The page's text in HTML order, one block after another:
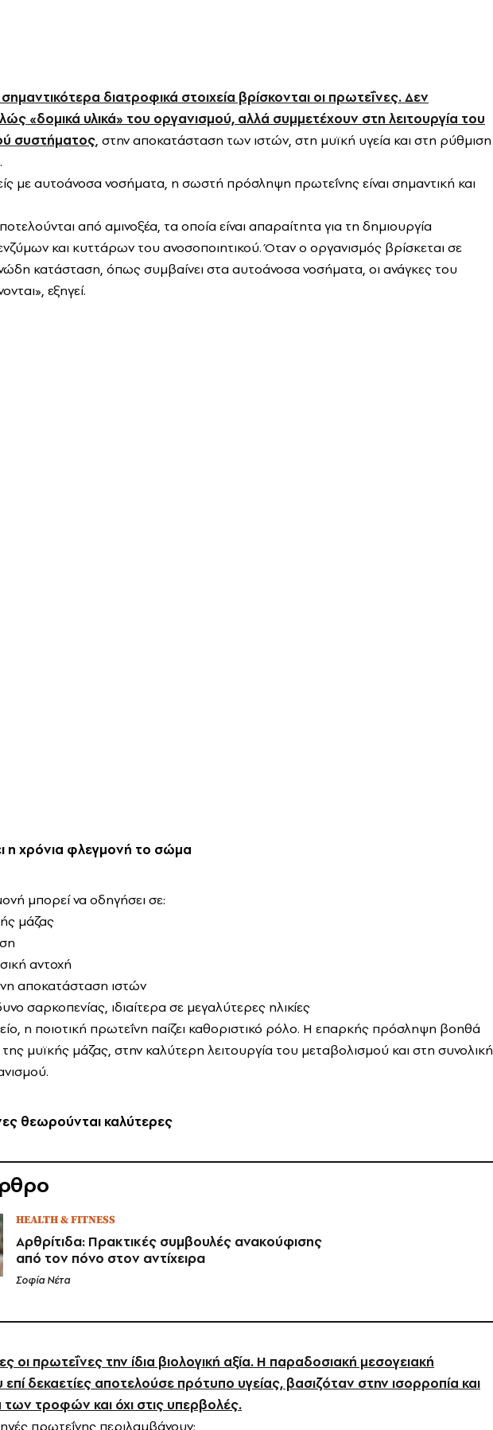
διατροφικά στοιχεία βρίσκονται οι πρωτεΐνες. Δεν
«δομικά υλικά» του οργανισμού, αλλά συμμετέχουν στη λειτουργία του
συστήματος, στην αποκατάσταση των ιστών, στη μυϊκή υγεία και στη ρύθμιση
με αυτοάνοσα νοσήματα, η σωστή πρόσληψη πρωτεΐνης είναι σημαντική και
από αμινοξέα, τα οποία είναι απαραίτητα για τη δημιουργία
και κυττάρων του ανοσοποιητικού. Όταν ο οργανισμός βρίσκεται σε
κατάσταση, όπως συμβαίνει στα αυτοάνοσα νοσήματα, οι ανάγκες του
εξηγεί.
η χρόνια φλεγμονή το σώμα
μπορεί να οδηγήσει σε:
μάζας
αντοχή
αποκατάσταση ιστών
σαρκοπενίας, ιδιαίτερα σε μεγαλύτερες ηλικίες
η ποιοτική πρωτεΐνη παίζει καθοριστικό ρόλο. Η επαρκής πρόσληψη βοηθά
μυϊκής μάζας, στην καλύτερη λειτουργία του μεταβολισμού και στη συνολική
θεωρούνται καλύτερες
HEALTH & FITNESS
Αρθρίτιδα: Πρακτικές συμβουλές ανακούφισης
από τον πόνο στον αντίχειρα
Σοφία Νέτα
οι πρωτεΐνες την ίδια βιολογική αξία. Η παραδοσιακή μεσογειακή
δεκαετίες αποτελούσε πρότυπο υγείας, βασιζόταν στην ισορροπία και
των τροφών και όχι στις υπερβολές.
πρωτεΐνης περιλαμβάνουν: